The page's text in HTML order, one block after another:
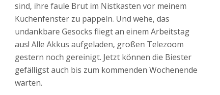
sind, ihre faule Brut im Nistkasten vor meinem
Küchenfenster zu päppeln. Und wehe, das
undankbare Gesocks fliegt an einem Arbeitstag
aus! Alle Akkus aufgeladen, großen Telezoom
gestern noch gereinigt. Jetzt können die Biester
gefälligst auch bis zum kommenden Wochenende
warten.